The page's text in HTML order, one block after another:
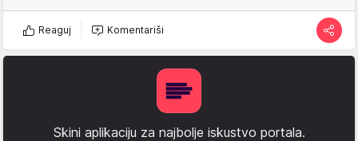
Reaguj Komentariši
Skini aplikaciju za najbolje iskustvo portala.